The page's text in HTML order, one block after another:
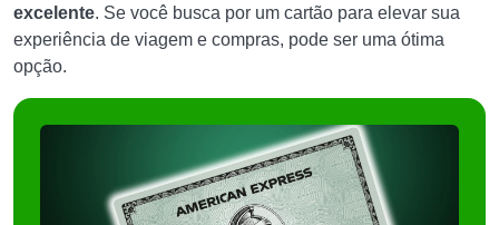
excelente. Se você busca por um cartão para elevar sua
experiência de viagem e compras, pode ser uma ótima
opção.